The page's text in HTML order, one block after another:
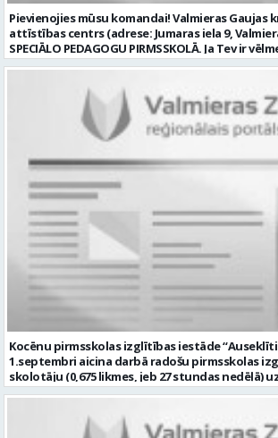
līdzfinansētu veselības apdrošināšanu pēc
kā arī citas sociālās garantijas/labumus
un normatīvajos aktos noteiktajam; drošu un sakārtotu darba vidi;
darbu atsaucīgu kolēģu komandā. CV un pieteikuma vēstuli lūdzam
iesniegt Valmieras Kultūras centrā (adrese:
Valmieras novads) vai nosūtīt uz e-pastu
kultura@valmierasnovads.lv ar norādi “Skaņu
amatam” līdz 2026. gada 24. augustam.
Rīgas iela 10, Valmiera, Valmieras nov. Darbības
Enerģētika / Elektroenerģija Pieteikto vietu
2026-08-24 Kontaktpersona:
Pievienojies mūsu komandai! Valmieras Gaujas
attīstības centrs (adrese: Jumaras iela 9,
SPECIĀLO PEDAGOGU PIRMSSKOLĀ. Ja Tev ir vēlme: Veikt bērnu
attīstības, mācīšanās un speciālo vajadzību
nodarbības bērniem ar speciālām izglītības
individuālos atbalsta pasākumus un piedalīties
izglītības programmu izstrādē un īstenošanā
atbalstu pirmsskolas pedagogiem darbā ar
nepieciešams papildu atbalsts Konsultēt bērnu
attīstības veicināšanu un nepieciešamajiem
Sadarboties ar izglītības iestādes atbalsta
un citiem speciālistiem. Veikt pedagoģisko
normatīvo aktu prasībām Piedalīties izglītības
pilnveidē un ja Tev ir: Augstākā pedagoģiskā izglītība speciālajā
pedagoģijā vai atbilstoša profesionālā
normatīvajiem aktiem Zināšanas par bērnu
izglītības principiem un speciālā pedagoga
pirmsskolā Prasme plānot, organizēt un
atbalstu bērniem Labas sadarbības un
darbā ar bērniem, vecākiem un kolēģiem
pacietība un augsta profesionālā ētika Labas
zināšanas atbilstoši normatīvo aktu prasībām
informācijas un komunikācijas tehnoloģijām
pienākumu veikšanai. mēs piedāvājam: Darbu uz nenoteiktu laiku 30
stundas nedēļā (1 likme) Atalgojumu EUR 1351
nomaksas (t.sk. piemaksa par darbu īpašos
Kocēnu pirmsskolas izglītības iestāde
1.septembri aicina darbā radošu pirmsskolas
skolotāju (0,675 likmes, jeb 27 stundas nedēļā)
Darba vieta: Kalna iela 2, Kocēni, Kocēnu
vecumam atbilstošu mācību procesu; veikt